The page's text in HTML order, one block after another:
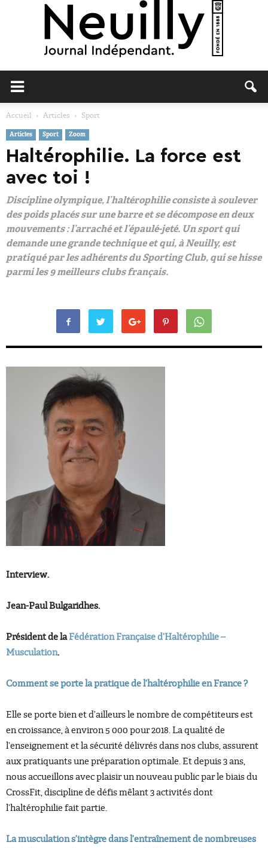
Accueil Articles Sport
Articles Sport Zoom
Haltérophilie. La force est
avec toi !
Discipline olympique, l’haltérophilie consiste à soulever
des poids placés sur une barre et se décompose en deux
mouvements : l’arraché et l’épaulé-jeté. Un sport qui
demande une grande technique et qui, à Neuilly, est
pratiqué par les adhérents du Sporting Club, qui se hisse
parmi les 9 meilleurs clubs français.
Interview.
Jean-Paul Bulgaridhes.
Président de laFédération Française d’Haltérophilie –
Musculation.
Comment se porte la pratique de l’haltérophilie en France ?
Elle se porte bien et d’ailleurs le nombre de compétiteurs est
en croissance, à environ 5 000 pour 2018. La qualité de
l’enseignement et la sécurité délivrés dans nos clubs, assurent
aux pratiquants une préparation optimale. Et depuis 3 ans,
nous accueillons avec plaisir un nouveau public par le biais du
CrossFit, discipline de défis mêlant 3 activités dont
l’haltérophilie fait partie.
La musculation s’intègre dans l’entraînement de nombreuses